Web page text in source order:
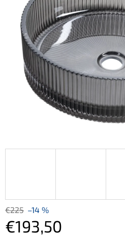
hviezdičiek.
€225 –14 %
€193,50